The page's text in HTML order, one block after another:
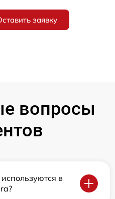
заявку
вопросы
в